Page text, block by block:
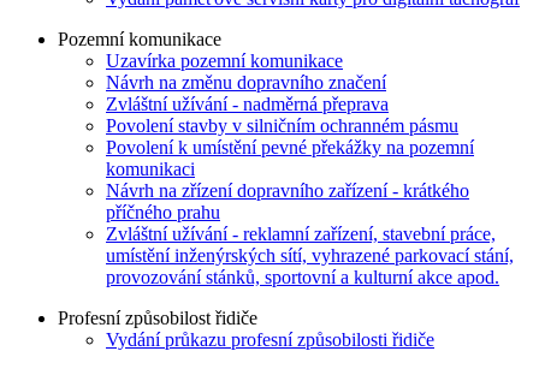
Pozemní komunikace
Uzavírka pozemní komunikace
Návrh na změnu dopravního značení
Zvláštní užívání - nadměrná přeprava
Povolení stavby v silničním ochranném pásmu
Povolení k umístění pevné překážky na pozemní
komunikaci
Návrh na zřízení dopravního zařízení - krátkého
příčného prahu
Zvláštní užívání - reklamní zařízení, stavební práce,
umístění inženýrských sítí, vyhrazené parkovací stání,
provozování stánků, sportovní a kulturní akce apod.
Profesní způsobilost řidiče
Vydání průkazu profesní způsobilosti řidiče